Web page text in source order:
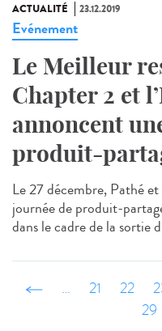
ACTUALITÉ 23.12.2019
Evénement
Le Meilleur
Chapter 2 et
annoncent
produit-
Le 27 décembre, Pathé
journée de produit-
dans le cadre de la sortie
‹ précédent
… 21 22
29